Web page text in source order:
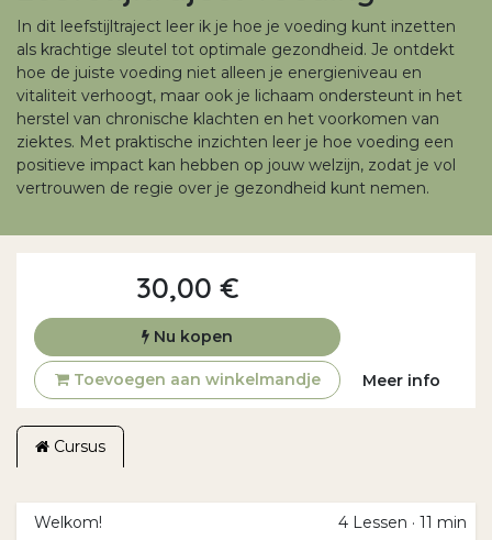
In dit leefstijltraject leer ik je hoe je voeding kunt inzetten
als krachtige sleutel tot optimale gezondheid. Je ontdekt
hoe de juiste voeding niet alleen je energieniveau en
vitaliteit verhoogt, maar ook je lichaam ondersteunt in het
herstel van chronische klachten en het voorkomen van
ziektes. Met praktische inzichten leer je hoe voeding een
positieve impact kan hebben op jouw welzijn, zodat je vol
vertrouwen de regie over je gezondheid kunt nemen.
30,00 €
Nu kopen
Toevoegen aan winkelmandje Meer info
Cursus
Welkom! 4 Lessen · 11 min